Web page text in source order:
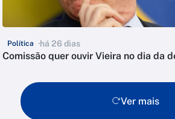
Política há 26 dias
Comissão quer ouvir Vieira no dia da
Ver mais